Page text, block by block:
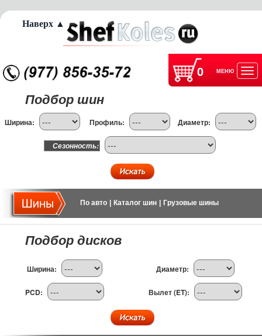
0 МЕНЮ
Подбор шин
Ширина: Профиль: Диаметр:
Сезонность:
По авто Каталог шин Грузовые шины
Подбор дисков
Ширина: Диаметр:
PCD: Вылет (ET):
Наверх ▲